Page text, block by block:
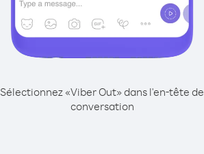
Sélectionnez «Viber Out» dans l'en-tête de
conversation